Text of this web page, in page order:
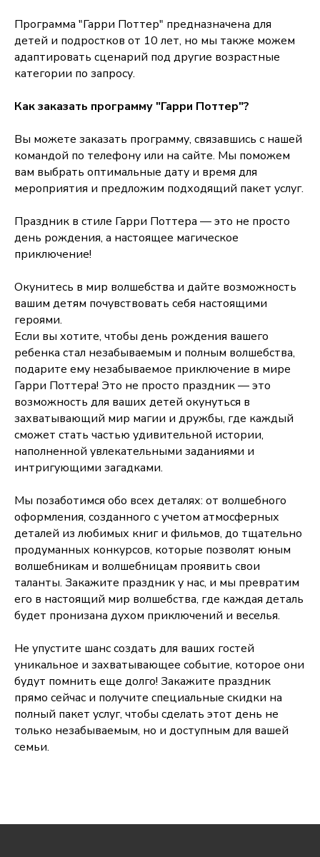
Программа "Гарри Поттер" предназначена для
детей и подростков от 10 лет, но мы также можем
адаптировать сценарий под другие возрастные
категории по запросу.
Как заказать программу "Гарри Поттер"?
Вы можете заказать программу, связавшись с нашей
командой по телефону или на сайте. Мы поможем
вам выбрать оптимальные дату и время для
мероприятия и предложим подходящий пакет услуг.
Праздник в стиле Гарри Поттера — это не просто
день рождения, а настоящее магическое
приключение!
Окунитесь в мир волшебства и дайте возможность
вашим детям почувствовать себя настоящими
героями.
Если вы хотите, чтобы день рождения вашего
ребенка стал незабываемым и полным волшебства,
подарите ему незабываемое приключение в мире
Гарри Поттера! Это не просто праздник — это
возможность для ваших детей окунуться в
захватывающий мир магии и дружбы, где каждый
сможет стать частью удивительной истории,
наполненной увлекательными заданиями и
интригующими загадками.
Мы позаботимся обо всех деталях: от волшебного
оформления, созданного с учетом атмосферных
деталей из любимых книг и фильмов, до тщательно
продуманных конкурсов, которые позволят юным
волшебникам и волшебницам проявить свои
таланты. Закажите праздник у нас, и мы превратим
его в настоящий мир волшебства, где каждая деталь
будет пронизана духом приключений и веселья.
Не упустите шанс создать для ваших гостей
уникальное и захватывающее событие, которое они
будут помнить еще долго! Закажите праздник
прямо сейчас и получите специальные скидки на
полный пакет услуг, чтобы сделать этот день не
только незабываемым, но и доступным для вашей
семьи.